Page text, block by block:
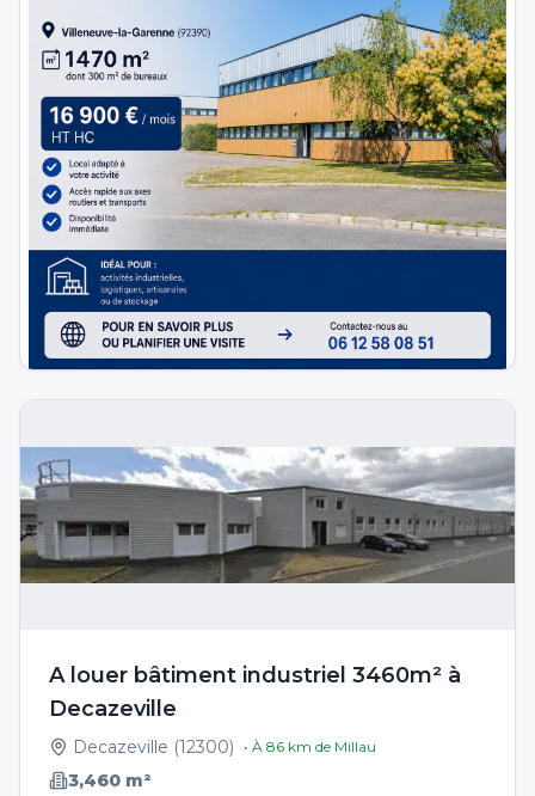
A louer bâtiment industriel 3460m² à
Decazeville
Decazeville (12300) • À 86 km de Millau
3,460 m²